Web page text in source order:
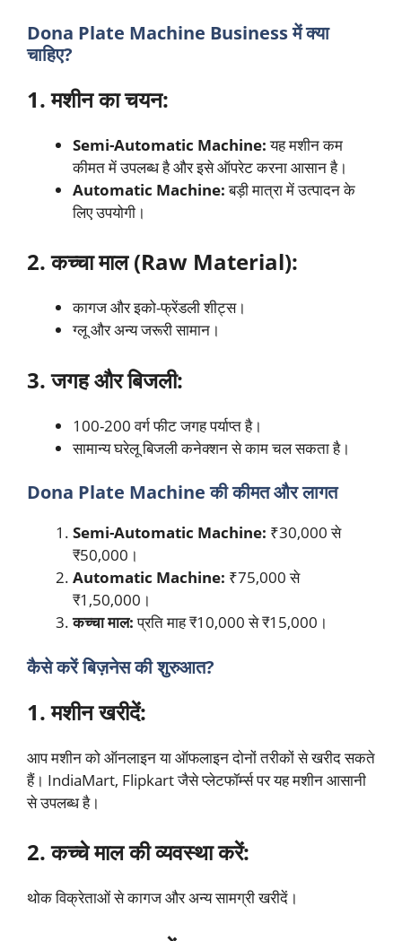
Dona Plate Machine Business में क्या
चाहिए?
1. मशीन का चयन:
Semi-Automatic Machine:यह मशीन कम
कीमत में उपलब्ध है और इसे ऑपरेट करना आसान है।
Automatic Machine:बड़ी मात्रा में उत्पादन के
लिए उपयोगी।
2. कच्चा माल (Raw Material):
कागज और इको-फ्रेंडली शीट्स।
ग्लू और अन्य जरूरी सामान।
3. जगह और बिजली:
100-200 वर्ग फीट जगह पर्याप्त है।
सामान्य घरेलू बिजली कनेक्शन से काम चल सकता है।
Dona Plate Machine की कीमत और लागत
Semi-Automatic Machine: ₹30,000 से
₹50,000।
Automatic Machine: ₹75,000 से
₹1,50,000।
कच्चा माल:प्रति माह ₹10,000 से ₹15,000।
कैसे करें बिज़नेस की शुरुआत?
1. मशीन खरीदें:
आप मशीन को ऑनलाइन या ऑफलाइन दोनों तरीकों से खरीद सकते
हैं। IndiaMart, Flipkart जैसे प्लेटफॉर्म्स पर यह मशीन आसानी
से उपलब्ध है।
2. कच्चे माल की व्यवस्था करें:
थोक विक्रेताओं से कागज और अन्य सामग्री खरीदें।